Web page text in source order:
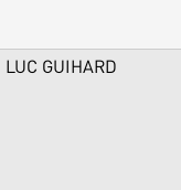
LUC GUIHARD